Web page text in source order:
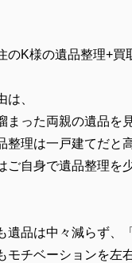
K様の遺品整理+買
、
まった両親の遺品を
整理は一戸建てだと
ご自身で遺品整理を
遺品は中々減らず、
モチベーションを左